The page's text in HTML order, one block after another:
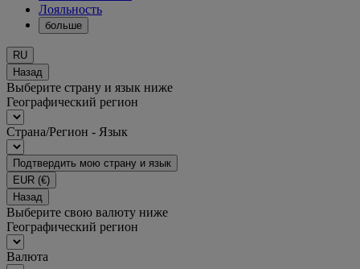
Лояльность
больше
RU
Назад
Выберите страну и язык ниже
Географический регион
Страна/Регион - Язык
Подтвердить мою страну и язык
EUR (€)
Назад
Выберите свою валюту ниже
Географический регион
Валюта